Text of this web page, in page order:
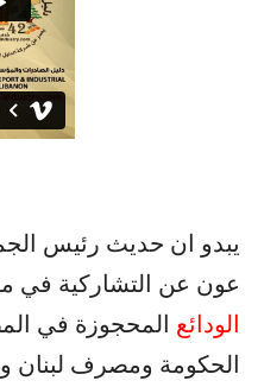
يبدو ان حديث رئيس
عون عن التشاركية في
الودائع المحجوزة في
الحكومة ومصرف لبنان